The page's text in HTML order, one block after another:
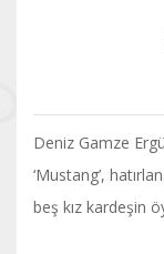
Deniz Gamze
‘Mustang’,
beş kız kardeşin